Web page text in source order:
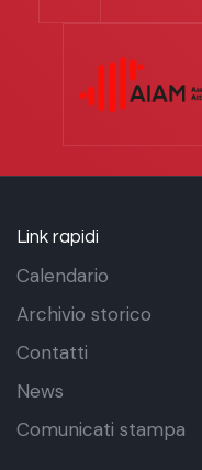
Link rapidi
Calendario
Archivio storico
Contatti
News
Comunicati stampa